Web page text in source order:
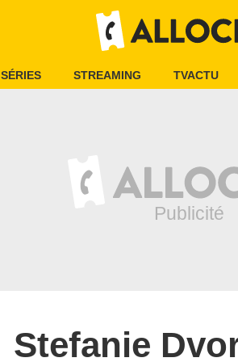
SÉRIES STREAMING TVACTU
Stefanie